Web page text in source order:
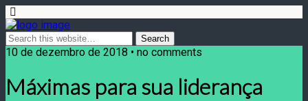
10 de dezembro de 2018 • no comments
Máximas para sua liderança